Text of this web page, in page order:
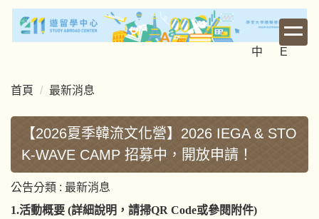
跳
主
容
區
中 E
首頁 最新消息
【2026夏季韓流文化營】2026 IEGA & STO
K-WAVE CAMP 招募中，開放申請！
公告分類 : 最新消息
1.活動概要 (詳細說明 ， 請掃QR Code或參閱附件)